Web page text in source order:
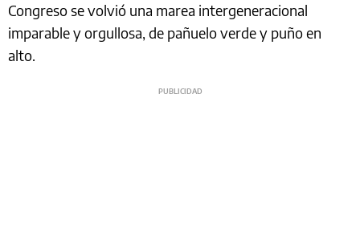
Congreso se volvió una marea intergeneracional
imparable y orgullosa, de pañuelo verde y puño en
alto.